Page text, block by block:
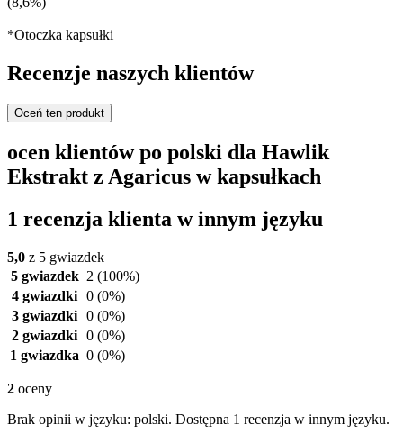
*Otoczka kapsułki
Recenzje naszych klientów
Oceń ten produkt
ocen klientów po polski dla Hawlik
Ekstrakt z Agaricus w kapsułkach
1 recenzja klienta w innym języku
5,0 z 5 gwiazdek
5 gwiazdek 2 (100%)
4 gwiazdki 0 (0%)
3 gwiazdki 0 (0%)
2 gwiazdki 0 (0%)
1 gwiazdka 0 (0%)
2 oceny
Brak opinii w języku: polski. Dostępna 1 recenzja w innym języku.